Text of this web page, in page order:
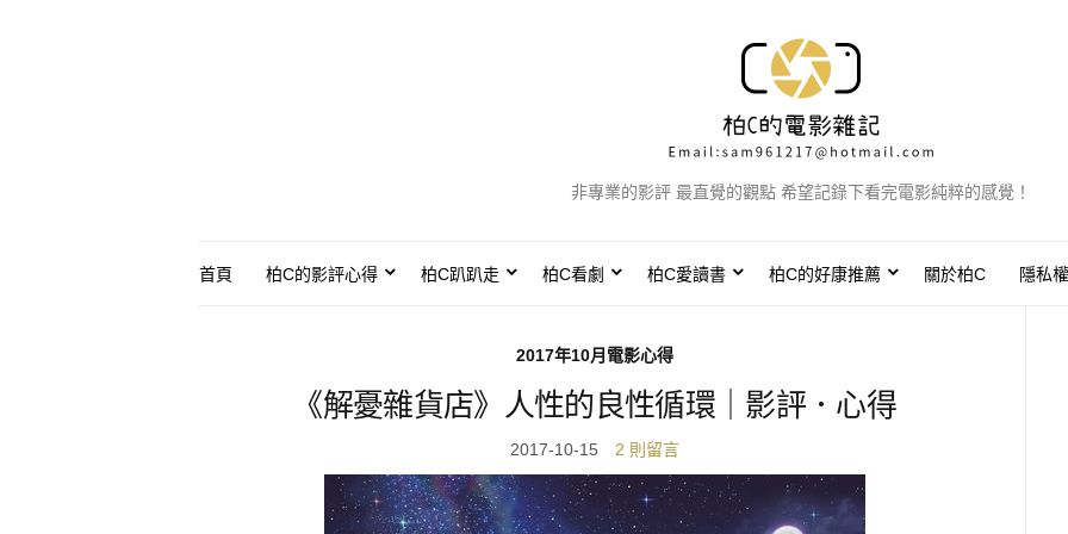
非專業的影評 最直覺的觀點 希望記錄下看完電影純粹的感覺！
首頁 柏C的影評心得 柏C趴趴走 柏C看劇 柏C愛讀書 柏C的好康推薦 關於柏C 隱私
2017年10月電影心得
《解憂雜貨店》人性的良性循環｜影評．心得
2017-10-15 2 則留言